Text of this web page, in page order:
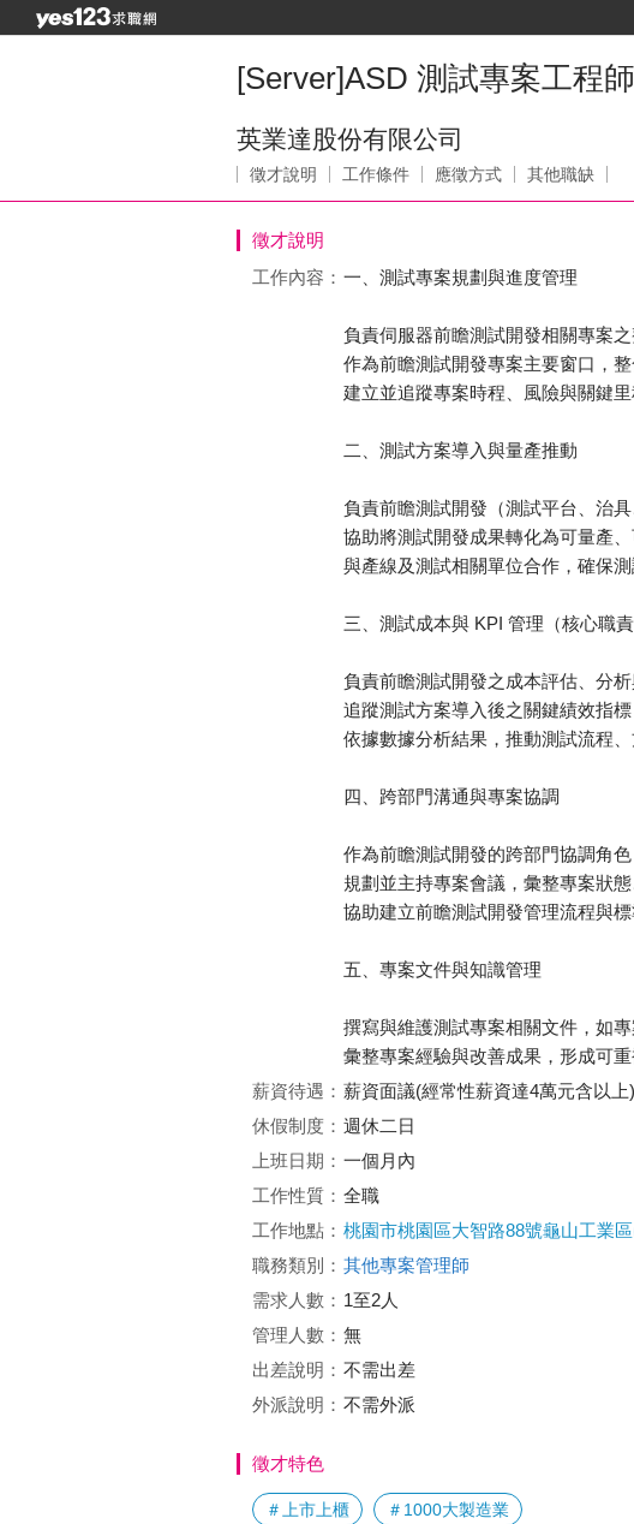
[Server]ASD 測試專案工程
英業達股份有限公司
徵才說明 工作條件 應徵方式 其他職缺
徵才說明
工作內容： 一、測試專案規劃與進度管理
負責伺服器前瞻測試開發相關專案
作為前瞻測試開發專案主要窗口，
建立並追蹤專案時程、風險與關鍵
二、測試方案導入與量產推動
負責前瞻測試開發（測試平台、治
協助將測試開發成果轉化為可量產
與產線及測試相關單位合作，確保
三、測試成本與 KPI 管理（核心職責
負責前瞻測試開發之成本評估、分
追蹤測試方案導入後之關鍵績效指
依據數據分析結果，推動測試流程
四、跨部門溝通與專案協調
作為前瞻測試開發的跨部門協調角
規劃並主持專案會議，彙整專案狀
協助建立前瞻測試開發管理流程與
五、專案文件與知識管理
撰寫與維護測試專案相關文件，如
彙整專案經驗與改善成果，形成可
薪資待遇： 薪資面議(經常性薪資達4萬元含以上)
休假制度： 週休二日
上班日期： 一個月內
工作性質： 全職
工作地點： 桃園市桃園區大智路88號龜山工業
職務類別： 其他專案管理師
需求人數： 1至2人
管理人數： 無
出差說明： 不需出差
外派說明： 不需外派
徵才特色
＃上市上櫃 ＃1000大製造業